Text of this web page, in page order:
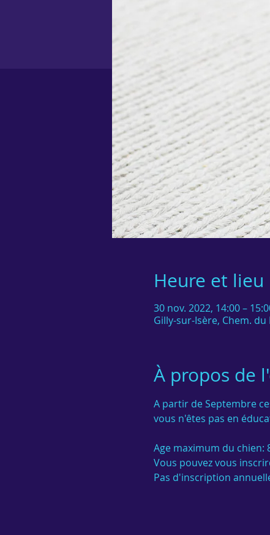
Heure et lieu
30 nov. 2022, 14:00 –
Gilly-sur-Isère, Chem.
À propos de
A partir de Septembre
vous n'êtes pas en
Age maximum du chien: